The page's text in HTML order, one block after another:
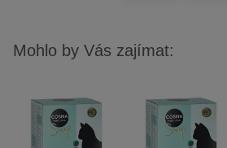
Mohlo by Vás zajímat: